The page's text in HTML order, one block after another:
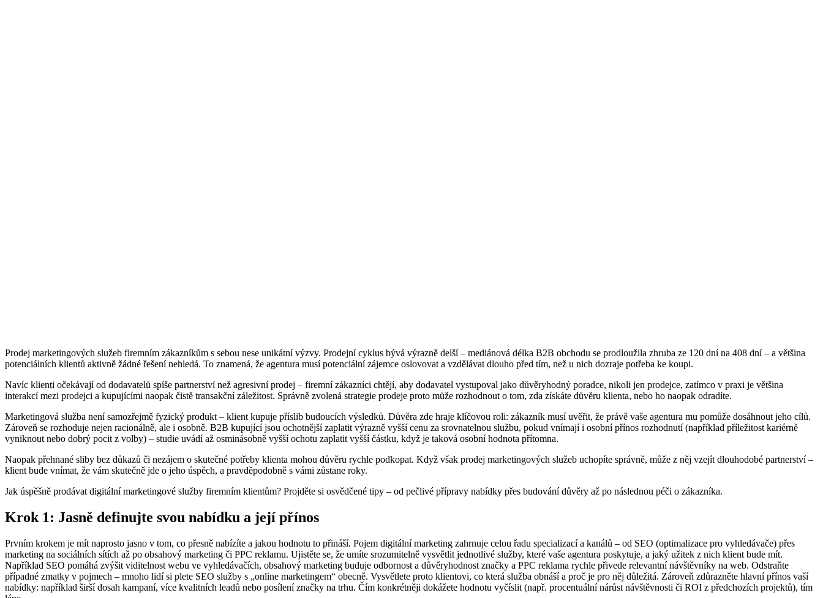
Prodej marketingových služeb firemním zákazníkům s sebou nese unikátní výzvy. Prodejní cyklus bývá výrazně delší – mediánová délka B2B obchodu se prodloužila zhruba ze 120 dní na 408 dní – a většina
potenciálních klientů aktivně žádné řešení nehledá. To znamená, že agentura musí potenciální zájemce oslovovat a vzdělávat dlouho před tím, než u nich dozraje potřeba ke koupi.
Navíc klienti očekávají od dodavatelů spíše partnerství než agresivní prodej – firemní zákazníci chtějí, aby dodavatel vystupoval jako důvěryhodný poradce, nikoli jen prodejce, zatímco v praxi je většina
interakcí mezi prodejci a kupujícími naopak čistě transakční záležitost. Správně zvolená strategie prodeje proto může rozhodnout o tom, zda získáte důvěru klienta, nebo ho naopak odradíte.
Marketingová služba není samozřejmě fyzický produkt – klient kupuje příslib budoucích výsledků. Důvěra zde hraje klíčovou roli: zákazník musí uvěřit, že právě vaše agentura mu pomůže dosáhnout jeho cílů.
Zároveň se rozhoduje nejen racionálně, ale i osobně. B2B kupující jsou ochotnější zaplatit výrazně vyšší cenu za srovnatelnou službu, pokud vnímají i osobní přínos rozhodnutí (například příležitost kariérně
vyniknout nebo dobrý pocit z volby) – studie uvádí až osminásobně vyšší ochotu zaplatit vyšší částku, když je taková osobní hodnota přítomna.
Naopak přehnané sliby bez důkazů či nezájem o skutečné potřeby klienta mohou důvěru rychle podkopat. Když však prodej marketingových služeb uchopíte správně, může z něj vzejít dlouhodobé partnerství –
klient bude vnímat, že vám skutečně jde o jeho úspěch, a pravděpodobně s vámi zůstane roky.
Jak úspěšně prodávat digitální marketingové služby firemním klientům? Projděte si osvědčené tipy – od pečlivé přípravy nabídky přes budování důvěry až po následnou péči o zákazníka.
Krok 1: Jasně definujte svou nabídku a její přínos
Prvním krokem je mít naprosto jasno v tom, co přesně nabízíte a jakou hodnotu to přináší. Pojem digitální marketing zahrnuje celou řadu specializací a kanálů – od SEO (optimalizace pro vyhledávače) přes
marketing na sociálních sítích až po obsahový marketing či PPC reklamu. Ujistěte se, že umíte srozumitelně vysvětlit jednotlivé služby, které vaše agentura poskytuje, a jaký užitek z nich klient bude mít.
Například SEO pomáhá zvýšit viditelnost webu ve vyhledávačích, obsahový marketing buduje odbornost a důvěryhodnost značky a PPC reklama rychle přivede relevantní návštěvníky na web. Odstraňte
případné zmatky v pojmech – mnoho lidí si plete SEO služby s „online marketingem“ obecně. Vysvětlete proto klientovi, co která služba obnáší a proč je pro něj důležitá. Zároveň zdůrazněte hlavní přínos vaší
nabídky: například širší dosah kampaní, více kvalitních leadů nebo posílení značky na trhu. Čím konkrétněji dokážete hodnotu vyčíslit (např. procentuální nárůst návštěvnosti či ROI z předchozích projektů), tím